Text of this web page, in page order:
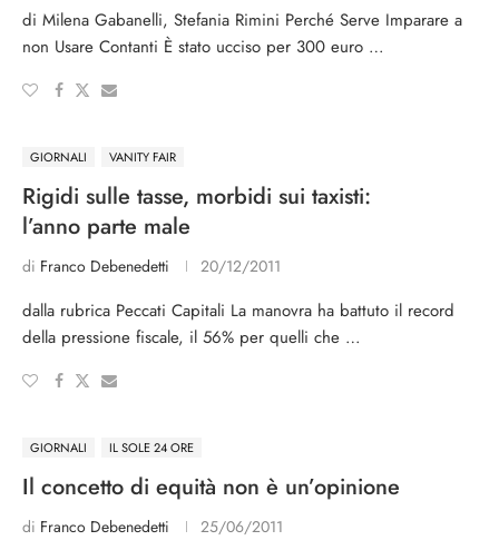
di Milena Gabanelli, Stefania Rimini Perché Serve Imparare a
non Usare Contanti È stato ucciso per 300 euro …
GIORNALI VANITY FAIR
Rigidi sulle tasse, morbidi sui taxisti:
l’anno parte male
di Franco Debenedetti 20/12/2011
dalla rubrica Peccati Capitali La manovra ha battuto il record
della pressione fiscale, il 56% per quelli che …
GIORNALI IL SOLE 24 ORE
Il concetto di equità non è un’opinione
di Franco Debenedetti 25/06/2011